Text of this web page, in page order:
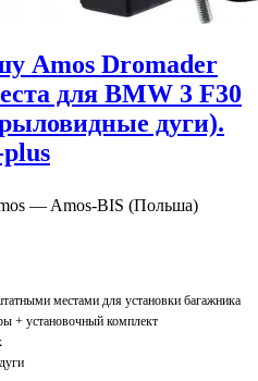
Amos Dromader
для BMW 3 F30
дуги).
— Amos-BIS (Польша)
местами для установки багажника
+ установочный комплект